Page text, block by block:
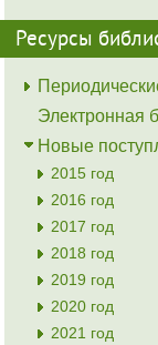
Ресурсы
Электронная
Новые
2015 год
2016 год
2017 год
2018 год
2019 год
2020 год
2021 год